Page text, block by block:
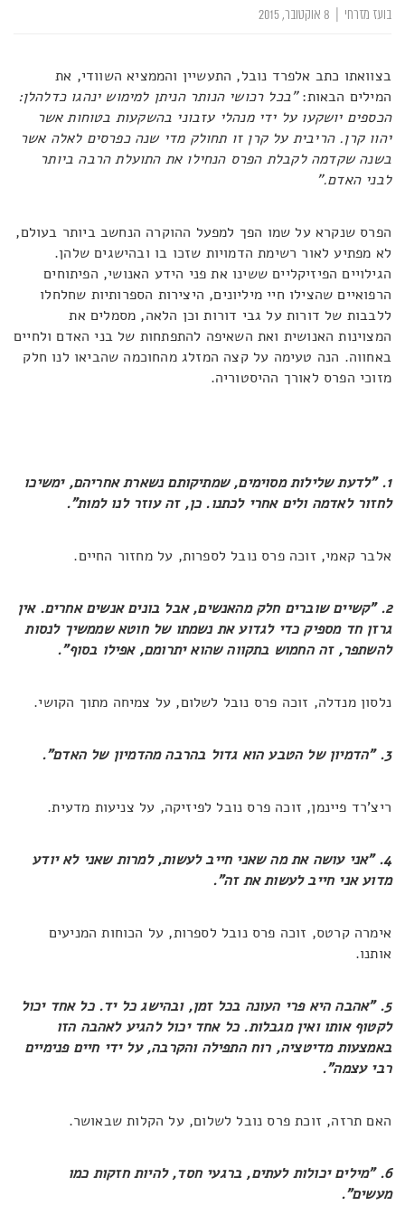
בועז מזרחי
בצוואתו כתב אלפרד נובל, התעשיין והממציא השוודי, את
המילים הבאות:"בכל רכושי הנותר הניתן למימוש ינהגו כדלהלן:
הכספים יושקעו על ידי מנהלי עזבוני בהשקעות בטוחות אשר
יהוו קרן. הריבית על קרן זו תחולק מדי שנה כפרסים לאלה אשר
בשנה שקדמה לקבלת הפרס הנחילו את התועלת הרבה ביותר
לבני האדם."
הפרס שנקרא על שמו הפך למפעל ההוקרה הנחשב ביותר בעולם,
לא מפתיע לאור רשימת הדמויות שזכו בו ובהישגים שלהן.
הגילויים הפיזיקליים ששינו את פני הידע האנושי, הפיתוחים
הרפואיים שהצילו חיי מיליונים, היצירות הספרותיות שחלחלו
ללבבות של דורות על גבי דורות וכן הלאה, מסמלים את
המצוינות האנושית ואת השאיפה להתפתחות של בני האדם ולחיים
באחווה. הנה טעימה על קצה המזלג מהחוכמה שהביאו לנו חלק
מזוכי הפרס לאורך ההיסטוריה.
1. "לדעת שלילות מסוימים, שמתיקותם נשארת אחריהם, ימשיכו
לחזור לאדמה ולים אחרי לכתנו. כן, זה עוזר לנו למות".
אלבר קאמי, זוכה פרס נובל לספרות, על מחזור החיים.
2. "קשיים שוברים חלק מהאנשים, אבל בונים אנשים אחרים. אין
גרזן חד מספיק כדי לגדוע את נשמתו של חוטא שממשיך לנסות
להשתפר, זה החמוש בתקווה שהוא יתרומם, אפילו בסוף".
נלסון מנדלה, זוכה פרס נובל לשלום, על צמיחה מתוך הקושי.
3. "הדמיון של הטבע הוא גדול בהרבה מהדמיון של האדם".
ריצ'רד פיינמן, זוכה פרס נובל לפיזיקה, על צניעות מדעית.
4. "אני עושה את מה שאני חייב לעשות, למרות שאני לא יודע
מדוע אני חייב לעשות את זה".
אימרה קרטס, זוכה פרס נובל לספרות, על הכוחות המניעים
אותנו.
5. "אהבה היא פרי העונה בכל זמן, ובהישג כל יד. כל אחד יכול
לקטוף אותו ואין מגבלות. כל אחד יכול להגיע לאהבה הזו
באמצעות מדיטציה, רוח התפילה והקרבה, על ידי חיים פנימיים
רבי עצמה".
האם תרזה, זוכת פרס נובל לשלום, על הקלות שבאושר.
6. "מילים יכולות לעתים, ברגעי חסד, להיות חזקות כמו
מעשים".